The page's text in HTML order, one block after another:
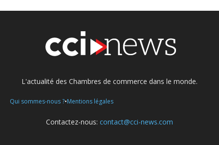
L'actualité des Chambres de commerce dans le monde.
Qui sommes-nous ?•Mentions légales
Contactez-nous: contact@cci-news.com